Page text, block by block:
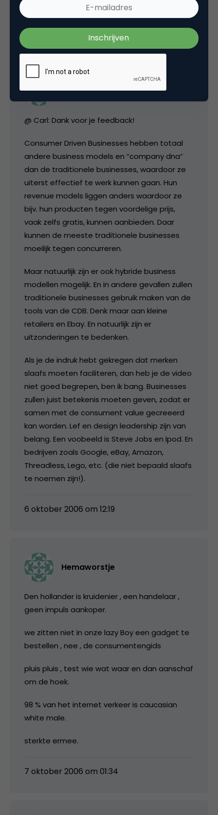
they do today, not a threat from the future.
6 oktober 2006 om 08:06
Twan Verdonck
@ Carl: Dank voor je feedback!
Consumer Driven Businesses hebben totaal
andere business models en “company dna”
dan de traditionele businesses, waardoor ze
uiterst effectief te werk kunnen gaan. Hun
revenue models liggen anders waardoor ze
bijv. hun producten tegen voordelige prijs,
vaak zelfs gratis, kunnen aanbieden. Daar
kunnen de meeste traditionele businesses
moeilijk tegen concurreren.
Maar natuurlijk zijn er ook hybride business
modellen mogelijk. En in andere gevallen zullen
traditionele businesses gebruik maken van de
tools van de CDB. Denk maar aan kleine
retailers en Ebay. En natuurlijk zijn er
uitzonderingen te bedenken.
Als je de indruk hebt gekregen dat merken
slaafs moeten faciliteren, dan heb je de video
niet goed begrepen, ben ik bang. Businesses
zullen juist betekenis moeten geven, zodat er
samen met de consument value gecreeerd
kan worden. Lef en design leadership zijn van
belang. Een voobeeld is Steve Jobs en Ipod. En
bedrijven zoals Google, eBay, Amazon,
Threadless, Lego, etc. (die niet bepaald slaafs
te noemen zijn!).
6 oktober 2006 om 12:19
Hemaworstje
Den hollander is kruidenier , een handelaar ,
geen impuls aankoper.
we zitten niet in onze lazy Boy een gadget te
bestellen , nee , de consumentengids
pluis pluis , test wie wat waar en dan aanschaf
om de hoek.
98 % van het internet verkeer is caucasian
white male.
sterkte ermee.
7 oktober 2006 om 01:34